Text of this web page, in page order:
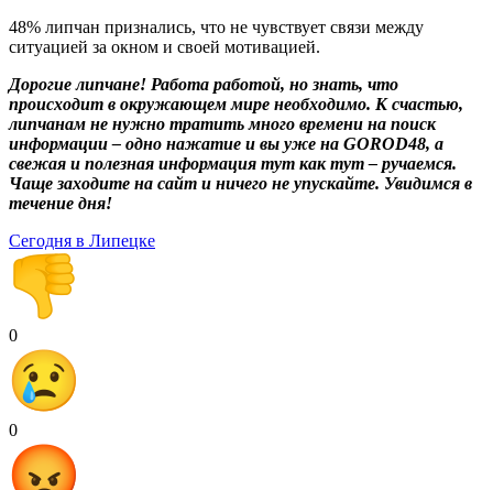
48% липчан признались, что не чувствует связи между
ситуацией за окном и своей мотивацией.
Дорогие липчане! Работа работой, но знать, что
происходит в окружающем мире необходимо. К счастью,
липчанам не нужно тратить много времени на поиск
информации – одно нажатие и вы уже на GOROD48, а
свежая и полезная информация тут как тут – ручаемся.
Чаще заходите на сайт и ничего не упускайте. Увидимся в
течение дня!
Сегодня в Липецке
0
0